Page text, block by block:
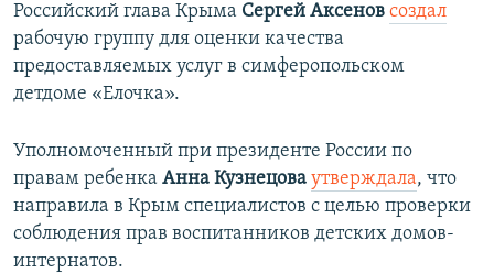
Российский глава Крыма Сергей Аксенов создал
рабочую группу для оценки качества
предоставляемых услуг в симферопольском
детдоме «Елочка».
Уполномоченный при президенте России по
правам ребенка Анна Кузнецова утверждала, что
направила в Крым специалистов с целью проверки
соблюдения прав воспитанников детских домов-
интернатов.